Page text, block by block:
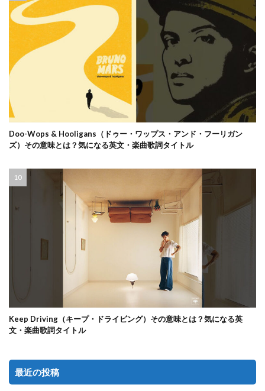
Doo-Wops & Hooligans（ドゥー・ワップス・アンド・フーリガン
ズ）その意味とは？気になる英文・楽曲歌詞タイトル
Keep Driving（キープ・ドライビング）その意味とは？気になる英
文・楽曲歌詞タイトル
最近の投稿